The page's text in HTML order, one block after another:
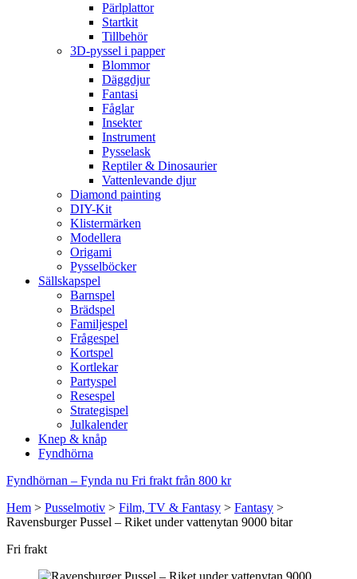
Pärlplattor
Startkit
Tillbehör
3D-pyssel i papper
Blommor
Däggdjur
Fantasi
Fåglar
Insekter
Instrument
Pysselask
Reptiler & Dinosaurier
Vattenlevande djur
Diamond painting
DIY-Kit
Klistermärken
Modellera
Origami
Pysselböcker
Sällskapspel
Barnspel
Brädspel
Familjespel
Frågespel
Kortspel
Kortlekar
Partyspel
Resespel
Strategispel
Julkalender
Knep & knåp
Fyndhörna
Fyndhörnan – Fynda nu Fri frakt från 800 kr
Hem > Pusselmotiv > Film, TV & Fantasy > Fantasy >
Ravensburger Pussel – Riket under vattenytan 9000 bitar
Fri frakt